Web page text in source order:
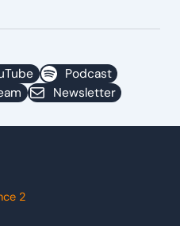
Podcast
Newsletter
2